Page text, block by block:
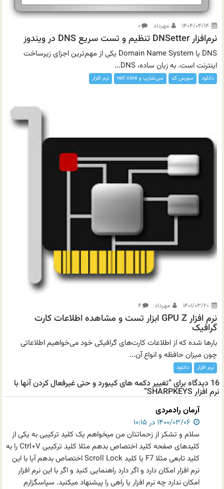
۱۴۰۴/۰۴/۱۴ مهرداد ۰
نرم‌افزار DNSetter تنظیم و تست سریع DNS در ویندوز
DNS یا Domain Name System یکی از مهم‌ترین اجزای زیرساخت
اینترنت است. به زبان ساده، DNS...
دانلود سورس کد سی‌شارپ و net core نرم افزار
مهرداد ۴
نرم افزار GPU Z ابزار تست و مشاهده اطلاعات کارت
گرافیک
بارها شده که از اطلاعات کارت‌های گرافیکی خود می‌خواهیم اطلاعاتی
چون میزان حافظه و انواع آن...
نرم افزار دانلود
16 دیدگاه برای “تغییر دکمه های کیبورد و حتی غیرفعال کردن آنها با
نرم افزار SHARPKEYS”
آرمان رادمردی
۱۴۰۰/۰۳/۰۶ در ۱۰:۱۵
سلام و تشکر از زحماتتان من میخواهم یک کلید ترکیبی به یکی از
کلیدهای صفحه کلید اختصاص بدهم مثلا کلید ترکیبی Ctrl+V را به
کلید تابعی مثلا F7 یا کلید Scroll Lock اختصاص بدهم آیا با این
نرم افزار امکان دارد و اگر دارد راهنمایی کنید و اگر با این نرم افزار
امکان ندارد چه نرم افزار یا راهی را پیشنهاد میکنید. سپاسگزارم